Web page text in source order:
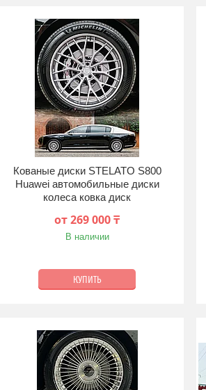
Кованые диски STELATO S800
Huawei автомобильные диски
колеса ковка диск
от 269 000 ₸
В наличии
КУПИТЬ